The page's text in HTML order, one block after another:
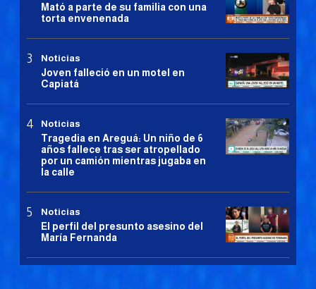
Mató a parte de su familia con una
torta envenenada
Noticias
Joven falleció en un motel en
Capiatá
Noticias
Tragedia en Areguá: Un niño de 6
años fallece tras ser atropellado
por un camión mientras jugaba en
la calle
Noticias
El perfil del presunto asesino del
María Fernanda